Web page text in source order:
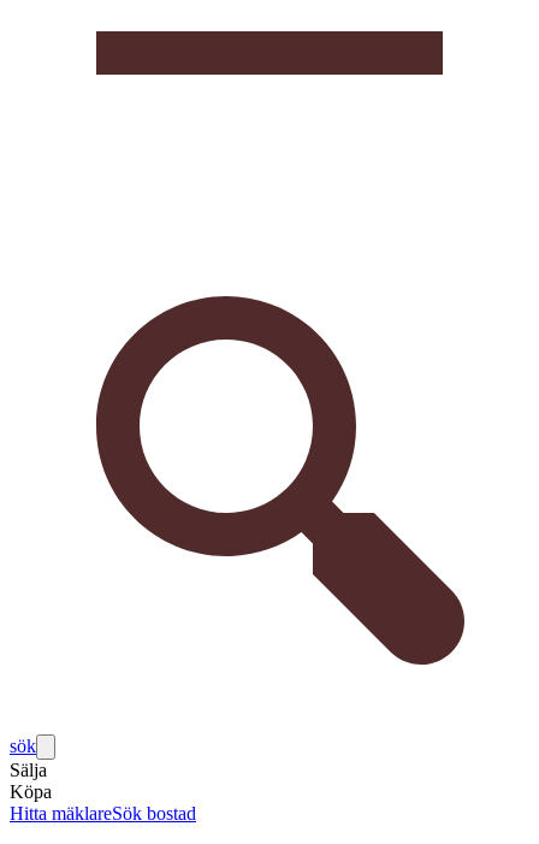
sök
Sälja
Köpa
Hitta mäklareSök bostad